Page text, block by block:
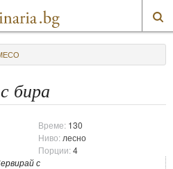
бира
Време: 130
Ниво: лесно
Порции:4
с